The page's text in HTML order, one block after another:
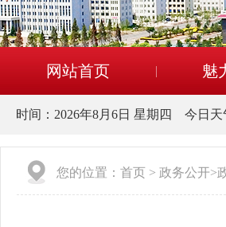
网站首页 魅
时间： 2026年8月6日 星期四 今日天
您的位置： 首页 > 政务公开>